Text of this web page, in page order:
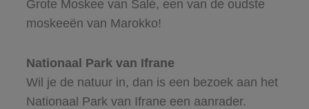
Grote Moskee van Salé, een van de oudste
moskeeën van Marokko!
Nationaal Park van Ifrane
Wil je de natuur in, dan is een bezoek aan het
Nationaal Park van Ifrane een aanrader.